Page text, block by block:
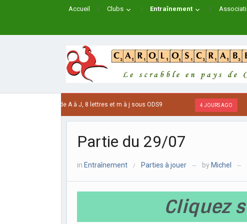
Accueil Clubs Entraînement
JAPONAIS de A à J, 8 lettres et m à j sous ODS9 4 JOURS AGO
Partie du 29/07
in Entraînement / Parties à jouer — by Michel —
Cliquez